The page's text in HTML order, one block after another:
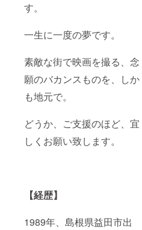
す。
一生に一度の夢です。
素敵な街で映画を撮る、念
願のバカンスものを、しか
も地元で。
どうか、ご支援のほど、宜
しくお願い致します。
【経歴】
1989年、島根県益田市出